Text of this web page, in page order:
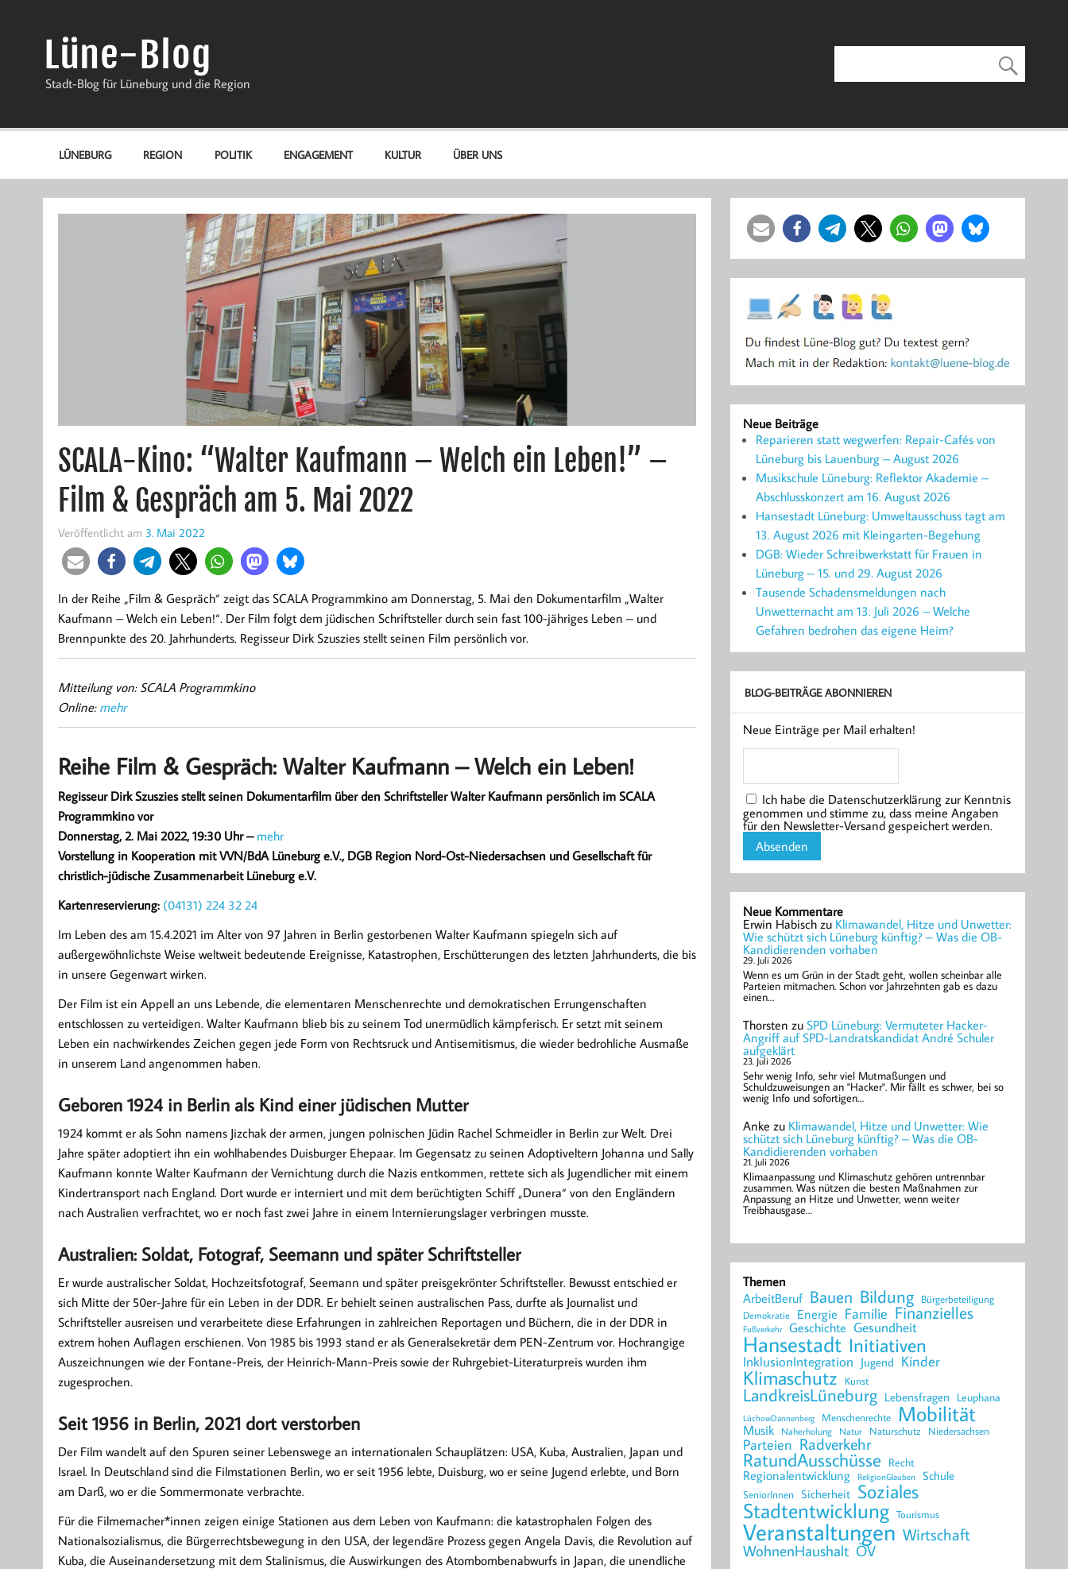
Lüne-Blog
Stadt-Blog für Lüneburg und die Region
LÜNEBURG REGION POLITIK ENGAGEMENT KULTUR ÜBER UNS
SCALA-Kino: “Walter Kaufmann – Welch ein Leben!” –
Film & Gespräch am 5. Mai 2022
Veröffentlicht am 3. Mai 2022
In der Reihe „Film & Gespräch“ zeigt das SCALA Programmkino am Donnerstag, 5. Mai den Dokumentarfilm „Walter
Kaufmann – Welch ein Leben!“. Der Film folgt dem jüdischen Schriftsteller durch sein fast 100-jähriges Leben – und
Brennpunkte des 20. Jahrhunderts. Regisseur Dirk Szuszies stellt seinen Film persönlich vor.
Mitteilung von: SCALA Programmkino
Online: mehr
Reihe Film & Gespräch: Walter Kaufmann – Welch ein Leben!
Regisseur Dirk Szuszies stellt seinen Dokumentarfilm über den Schriftsteller Walter Kaufmann persönlich im SCALA
Programmkino vor
Donnerstag, 2. Mai 2022, 19:30 Uhr – mehr
Vorstellung in Kooperation mit VVN/BdA Lüneburg e.V., DGB Region Nord-Ost-Niedersachsen und Gesellschaft für
christlich-jüdische Zusammenarbeit Lüneburg e.V.
Kartenreservierung: (04131) 224 32 24
Im Leben des am 15.4.2021 im Alter von 97 Jahren in Berlin gestorbenen Walter Kaufmann spiegeln sich auf
außergewöhnlichste Weise weltweit bedeutende Ereignisse, Katastrophen, Erschütterungen des letzten Jahrhunderts, die bis
in unsere Gegenwart wirken.
Der Film ist ein Appell an uns Lebende, die elementaren Menschenrechte und demokratischen Errungenschaften
entschlossen zu verteidigen. Walter Kaufmann blieb bis zu seinem Tod unermüdlich kämpferisch. Er setzt mit seinem
Leben ein nachwirkendes Zeichen gegen jede Form von Rechtsruck und Antisemitismus, die wieder bedrohliche Ausmaße
in unserem Land angenommen haben.
Geboren 1924 in Berlin als Kind einer jüdischen Mutter
1924 kommt er als Sohn namens Jizchak der armen, jungen polnischen Jüdin Rachel Schmeidler in Berlin zur Welt. Drei
Jahre später adoptiert ihn ein wohlhabendes Duisburger Ehepaar. Im Gegensatz zu seinen Adoptiveltern Johanna und Sally
Kaufmann konnte Walter Kaufmann der Vernichtung durch die Nazis entkommen, rettete sich als Jugendlicher mit einem
Kindertransport nach England. Dort wurde er interniert und mit dem berüchtigten Schiff ​„Dunera“ von den Engländern
nach Australien verfrachtet, wo er noch fast zwei Jahre in einem Internierungslager verbringen musste.
Australien: Soldat, Fotograf, Seemann und später Schriftsteller
Er wurde australischer Soldat, Hochzeitsfotograf, Seemann und später preisgekrönter Schriftsteller. Bewusst entschied er
sich Mitte der 50er-Jahre für ein Leben in der DDR. Er behielt seinen australischen Pass, durfte als Journalist und
Schriftsteller ausreisen und verarbeitete diese Erfahrungen in zahlreichen Reportagen und Büchern, die in der DDR in
extrem hohen Auflagen erschienen. Von 1985 bis 1993 stand er als Generalsekretär dem PEN-Zentrum vor. Hochrangige
Auszeichnungen wie der Fontane-Preis, der Heinrich-Mann-Preis sowie der Ruhrgebiet-Literaturpreis wurden ihm
zugesprochen.
Seit 1956 in Berlin, 2021 dort verstorben
Der Film wandelt auf den Spuren seiner Lebenswege an internationalen Schauplätzen: USA, Kuba, Australien, Japan und
Israel. In Deutschland sind die Filmstationen Berlin, wo er seit 1956 lebte, Duisburg, wo er seine Jugend erlebte, und Born
am Darß, wo er die Sommermonate verbrachte.
Für die Filmemacher*innen zeigen einige Stationen aus dem Leben von Kaufmann: die katastrophalen Folgen des
Nationalsozialismus, die Bürgerrechtsbewegung in den USA, der legendäre Prozess gegen Angela Davis, die Revolution auf
Kuba, die Auseinandersetzung mit dem Stalinismus, die Auswirkungen des Atombombenabwurfs in Japan, die unendliche
Neue Beiträge
Reparieren statt wegwerfen: Repair-Cafés von
Lüneburg bis Lauenburg – August 2026
Musikschule Lüneburg: Reflektor Akademie –
Abschlusskonzert am 16. August 2026
Hansestadt Lüneburg: Umweltausschuss tagt am
13. August 2026 mit Kleingarten-Begehung
DGB: Wieder Schreibwerkstatt für Frauen in
Lüneburg – 15. und 29. August 2026
Tausende Schadensmeldungen nach
Unwetternacht am 13. Juli 2026 – Welche
Gefahren bedrohen das eigene Heim?
BLOG-BEITRÄGE ABONNIEREN
Neue Einträge per Mail erhalten!
Ich habe die Datenschutzerklärung zur Kenntnis
genommen und stimme zu, dass meine Angaben
für den Newsletter-Versand gespeichert werden.
Neue Kommentare
Erwin Habisch zu Klimawandel, Hitze und Unwetter:
Wie schützt sich Lüneburg künftig? – Was die OB-
Kandidierenden vorhaben
29. Juli 2026
Wenn es um Grün in der Stadt geht, wollen scheinbar alle
Parteien mitmachen. Schon vor Jahrzehnten gab es dazu
einen…
Thorsten zuSPD Lüneburg: Vermuteter Hacker-
Angriff auf SPD-Landratskandidat André Schuler
aufgeklärt
23. Juli 2026
Sehr wenig Info, sehr viel Mutmaßungen und
Schuldzuweisungen an "Hacker". Mir fällt es schwer, bei so
wenig Info und sofortigen…
Anke zu Klimawandel, Hitze und Unwetter: Wie
schützt sich Lüneburg künftig? – Was die OB-
Kandidierenden vorhaben
21. Juli 2026
Klimaanpassung und Klimaschutz gehören untrennbar
zusammen. Was nützen die besten Maßnahmen zur
Anpassung an Hitze und Unwetter, wenn weiter
Treibhausgase…
Themen
ArbeitBeruf Bauen Bildung Bürgerbeteiligung
Demokratie Energie Familie Finanzielles
Fußverkehr Geschichte Gesundheit
Hansestadt Initiativen
InklusionIntegration Jugend Kinder
Klimaschutz Kunst
LandkreisLüneburg Lebensfragen Leuphana
LüchowDannenberg Menschenrechte Mobilität
Musik Naherholung Natur Naturschutz Niedersachsen
Parteien Radverkehr
RatundAusschüsse Recht
Regionalentwicklung ReligionGlauben Schule
SeniorInnen Sicherheit Soziales
Stadtentwicklung Tourismus
Veranstaltungen Wirtschaft
WohnenHaushalt ÖV